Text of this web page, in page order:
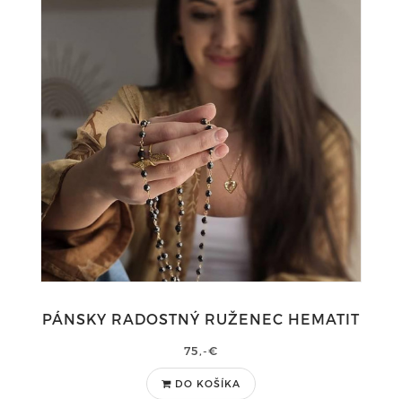
PÁNSKY RADOSTNÝ RUŽENEC HEMATIT
75,-€
DO KOŠÍKA